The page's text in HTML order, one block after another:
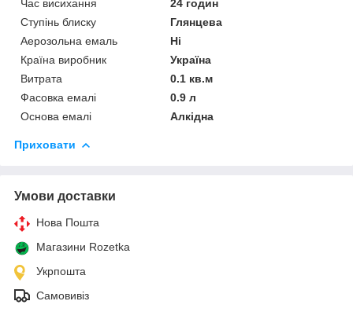
Час висихання
24 годин
Ступінь блиску
Глянцева
Аерозольна емаль
Ні
Країна виробник
Україна
Витрата
0.1 кв.м
Фасовка емалі
0.9 л
Основа емалі
Алкідна
Приховати
Умови доставки
Нова Пошта
Магазини Rozetka
Укрпошта
Самовивіз